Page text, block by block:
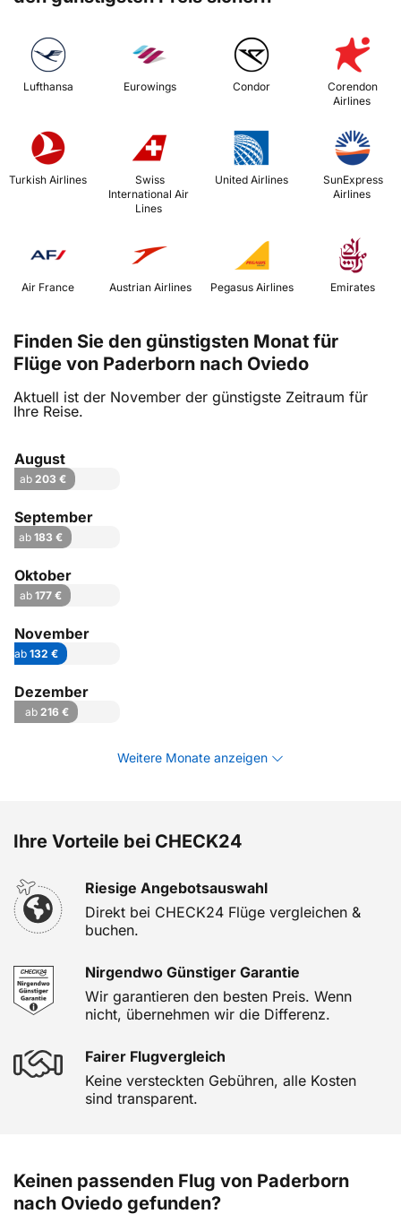
Lufthansa Eurowings Condor
Corendon
Airlines
Turkish Airlines
International Air
Lines
United Airlines
Airlines
Air France Austrian Airlines Emirates
Finden Sie den günstigsten Monat für
Flüge von Paderborn nach Oviedo
Aktuell ist der November der günstigste Zeitraum für
Ihre Reise.
August
ab203 €
September
ab183 €
Oktober
ab 177 €
November
ab 132 €
Dezember
ab216 €
Weitere Monate anzeigen
Ihre Vorteile bei CHECK24
Riesige Angebotsauswahl
Direkt bei CHECK24 Flüge vergleichen &
buchen.
Nirgendwo Günstiger Garantie
Wir garantieren den besten Preis. Wenn
nicht, übernehmen wir die Differenz.
Fairer Flugvergleich
Keine versteckten Gebühren, alle Kosten
sind transparent.
Keinen passenden Flug von Paderborn
nach Oviedo gefunden?